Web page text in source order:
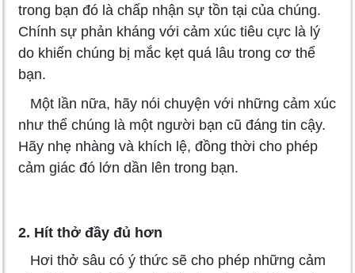
trong bạn đó là chấp nhận sự tồn tại của chúng.
Chính sự phản kháng với cảm xúc tiêu cực là lý
do khiến chúng bị mắc kẹt quá lâu trong cơ thể
bạn.
Một lần nữa, hãy nói chuyện với những cảm xúc
như thể chúng là một người bạn cũ đáng tin cậy.
Hãy nhẹ nhàng và khích lệ, đồng thời cho phép
cảm giác đó lớn dần lên trong bạn.
2. Hít thở đầy đủ hơn
Hơi thở sâu có ý thức sẽ cho phép những cảm